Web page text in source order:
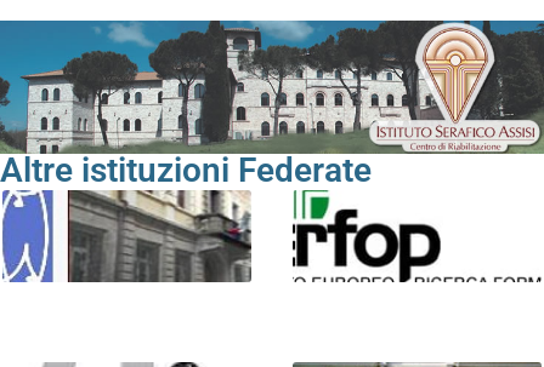
Altre istituzioni Federate